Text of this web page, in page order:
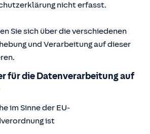
nicht erfasst.
Sie sich über die verschiedenen
und Verarbeitung auf dieser
für die Datenverarbeitung auf
im Sinne der EU-
ist